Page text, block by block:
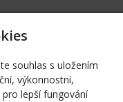
souhlas s uložením
výkonnostní,
lepší fungování